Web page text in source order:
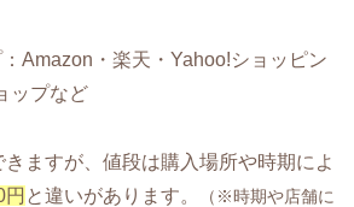
Amazon・楽天・Yahoo!ショッピン
ップなど
ますが、値段は購入場所や時期によ
と違いがあります。
（※時期や店舗に